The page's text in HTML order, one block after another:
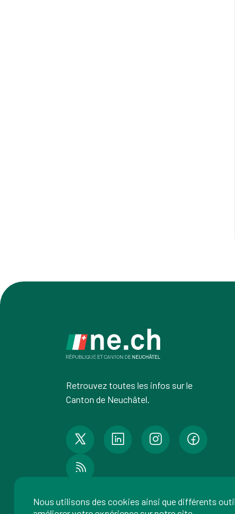
Retrouvez toutes les infos sur le
Canton de Neuchâtel.
Nous utilisons des cookies ainsi que différents